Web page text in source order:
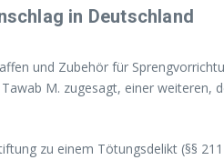
in Deutschland
und Zubehör für
M. zugesagt, einer
zu einem Tötungsdelikt (§§